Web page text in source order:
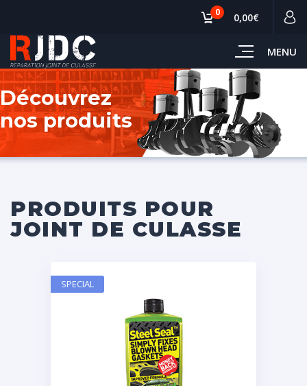
MENU
0 0,00€
Découvrez
nos produits
PRODUITS POUR
JOINT DE CULASSE
SPECIAL